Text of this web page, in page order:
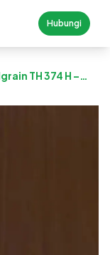
Hubungi
TH 374 H –